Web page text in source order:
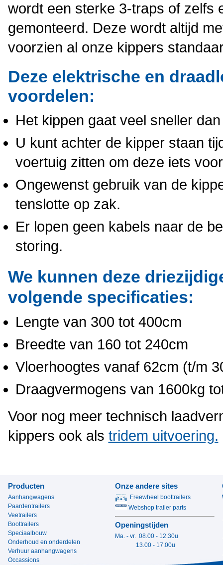
wordt een sterke 3-traps of zelfs
gemonteerd. Deze wordt altijd
voorzien al onze kippers
Deze elektrische en
voordelen:
Het kippen gaat veel sneller
U kunt achter de kipper staan
voertuig zitten om deze iets
Ongewenst gebruik van de
tenslotte op zak.
Er lopen geen kabels naar de
storing.
We kunnen deze
volgende specificaties:
Lengte van 300 tot 400cm
Breedte van 160 tot 240cm
Vloerhoogtes vanaf 62cm (t/m
Draagvermogens van 1600kg
Voor nog meer technisch
kippers ook als tridem uitvoering.
Producten
Aanhangwagens
Paardentrailers
Veetrailers
Boottrailers
Speciaalbouw
Onderhoud en onderdelen
Verhuur aanhangwagens
Occassions
Onze andere sites
Freewheel boottrailers
Webshop trailer parts
Openingstijden
Ma. - vr. 08.00 - 12.30u
13.00 - 17.00u